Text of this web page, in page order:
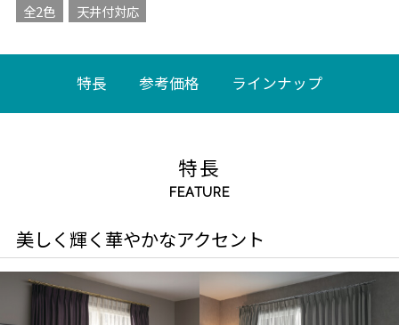
全2色 天井付対応
特長 参考価格 ラインナップ
特長
FEATURE
美しく輝く華やかなアクセント